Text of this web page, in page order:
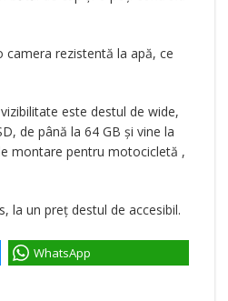
camera rezistentă la apă, ce
este destul de wide,
de până la 64 GB și vine la
montare pentru motocicletă ,
la un preț destul de accesibil.
WhatsApp